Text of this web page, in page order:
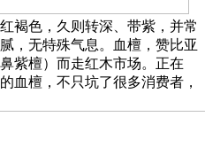
褐色，久则转深、带紫，并常
，无特殊气息。血檀，赞比亚
紫檀）而走红木市场。正在
血檀，不只坑了很多消费者，